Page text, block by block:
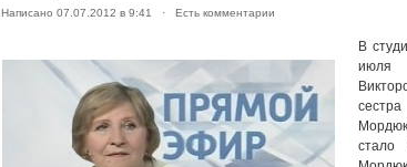
Написано 07.07.2012 в 9:41 · Есть комментарии
В
июля